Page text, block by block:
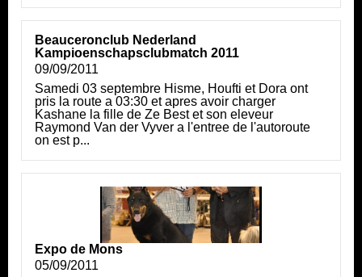
Beauceronclub Nederland
Kampioenschapsclubmatch 2011
09/09/2011
Samedi 03 septembre Hisme, Houfti et Dora ont
pris la route a 03:30 et apres avoir charger
Kashane la fille de Ze Best et son eleveur
Raymond Van der Vyver a l'entree de l'autoroute
on est p...
Expo de Mons
05/09/2011